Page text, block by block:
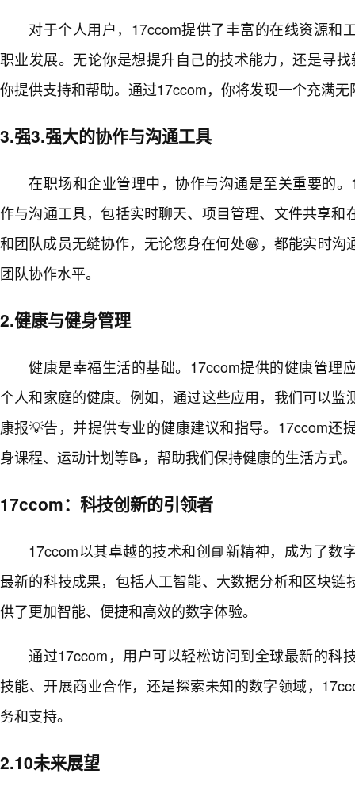
对于个人用户，17ccom提供了丰富的在线资源和
职业发展。无论你是想提升自己的技术能力，还是寻
你提供支持和帮助。通过17ccom，你将发现一个充满
3.强3.强大的协作与沟通工具
在职场和企业管理中，协作与沟通是至关重要的
作与沟通工具，包括实时聊天、项目管理、文件共享和
和团队成员无缝协作，无论您身在何处😁，都能实时沟
团队协作水平。
2.健康与健身管理
健康是幸福生活的基础。17ccom提供的健康管理
个人和家庭的健康。例如，通过这些应用，我们可以监
康报💡告，并提供专业的健康建议和指导。17ccom还
身课程、运动计划等📝，帮助我们保持健康的生活方式
17ccom：科技创新的引领者
17ccom以其卓越的技术和创📘新精神，成为了数
最新的科技成果，包括人工智能、大数据分析和区块链
供了更加智能、便捷和高效的数字体验。
通过17ccom，用户可以轻松访问到全球最新的科
技能、开展商业合作，还是探索未知的数字领域，
务和支持。
2.10未来展望